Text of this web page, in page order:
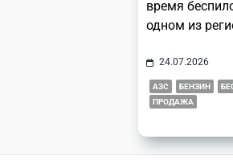
время
одном из
24.07.2026
АЗС БЕНЗИН
ПРОДАЖА